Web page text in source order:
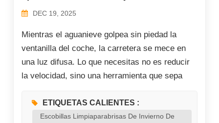
DEC 19, 2025
Mientras el aguanieve golpea sin piedad la
ventanilla del coche, la carretera se mece en
una luz difusa. Lo que necesitas no es reducir
la velocidad, sino una herramienta que sepa
formación de hielo en los vehículos durante el
invierno es particularmente grave, sobre todo
ETIQUETAS CALIENTES :
Escobillas Limpiaparabrisas De Invierno De